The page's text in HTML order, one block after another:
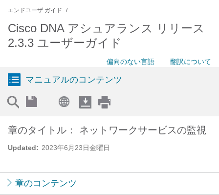
エンドユーザ ガイド
Cisco DNA アシュアランス リリース
2.3.3 ユーザーガイド
偏向のない言語 翻訳について
マニュアルのコンテンツ
Updated: 2023年6月23日金曜日
章のタイトル： ネットワークサービスの監視
章のコンテンツ